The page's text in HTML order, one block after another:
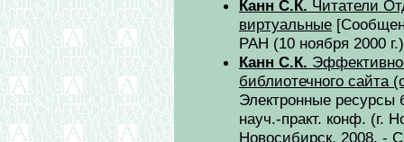
Канн С.К. Читатели
виртуальные
РАН (10 ноября 2000
Канн С.К.
библиотечного
Электронные ресурсы
науч.-практ. конф. (г.
Новосибирск, 2008. -